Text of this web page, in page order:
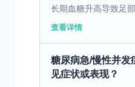
长期血糖升高导致足
足部溃疡、感染和坏
查看详情
糖尿病急/慢性并发
见症状或表现？